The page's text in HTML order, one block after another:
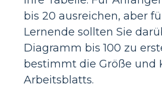
bis 20 ausreichen, aber
Lernende sollten Sie
Diagramm bis 100 zu
bestimmt die Größe und
Arbeitsblatts.